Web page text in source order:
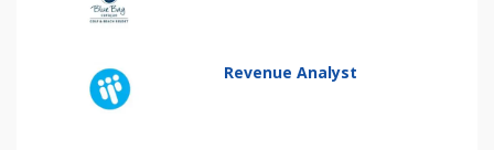
Revenue Analyst